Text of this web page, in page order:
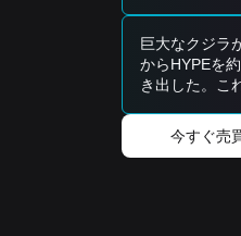
現在の市場構
• USDC を資
• $1.0005 を
トレンド投資
• 総時価総額
• 次の段階の
長期投資家
巨大なクジラ
からHYPEを約
き出した。こ
スラインを突
ろうか？
今すぐ売